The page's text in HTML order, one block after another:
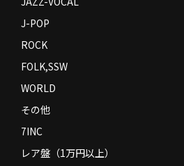
J-POP
ROCK
FOLK,SSW
WORLD
その他
7INC
レア盤（1万円以上）